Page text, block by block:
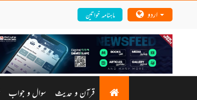
ماہنامہ خواتین
قرآن و حدیث سوال و جواب